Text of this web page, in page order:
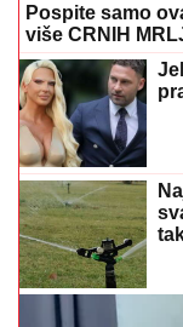
Pospite samo
više CRNIH